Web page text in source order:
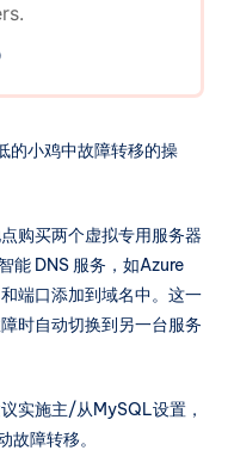
的小鸡中故障转移的操
购买两个虚拟专用服务器
能 DNS 服务，如Azure
端口添加到域名中。这一
时自动切换到另一台服务
实施主/从MySQL设置，
障转移。